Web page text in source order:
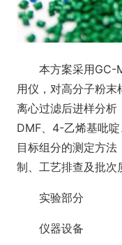
本方案采用GC-
用仪，对高分子粉末
离心过滤后进样分析
DMF、4-乙烯基吡
目标组分的测定方
制、工艺排查及批次
实验部分
仪器设备